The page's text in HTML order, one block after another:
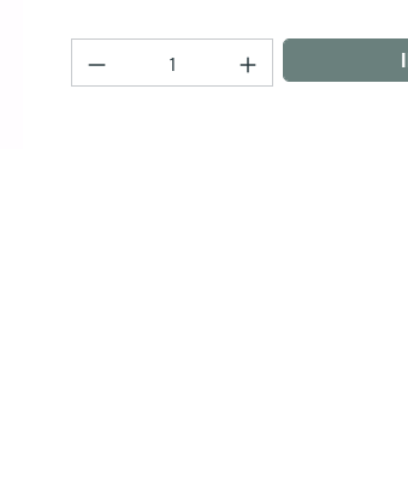
Produkt Anzahl: Gib den